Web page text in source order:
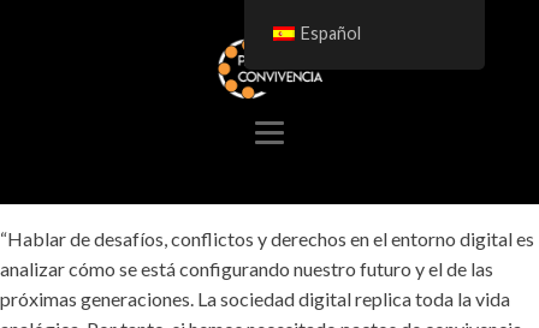
“Hablar de desafíos, conflictos y derechos en el entorno digital es
analizar cómo se está configurando nuestro futuro y el de las
próximas generaciones. La sociedad digital replica toda la vida
Español